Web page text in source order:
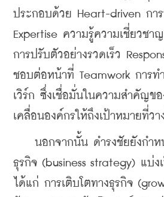
ประกอบด้วย Heart-driven การ
Expertise ความรู้ความเชี่ยวชา
การปรับตัวอย่างรวดเร็ว
ชอบต่อหน้าที่ Teamwork การท
เวิร์ก ซึ่งเชื่อมั่นในความสำคัญข
เคลื่อนองค์กรให้ถึงเป้าหมายที่วา
นอกจากนั้น ดำรงชัยยังกำห
ธุรกิจ (business strategy) แบ่
ได้แก่ การเติบโตทางธุรกิจ